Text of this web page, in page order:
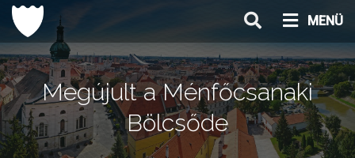
Ugrás
tartalomhoz
MENÜ
Megújult a Ménfőcsanaki
Bölcsőde